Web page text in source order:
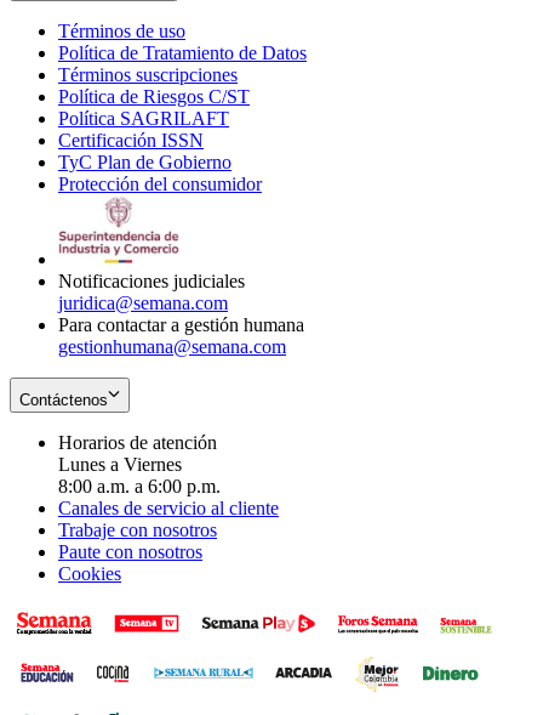
Términos de uso
in
new
window
Política de Tratamiento de Datos
Términos suscripciones
in
Política de Riesgos C/ST
Política SAGRILAFT
new
window
Certificación ISSN
in
new
TyC Plan de Gobierno
in
Protección del consumidorOpens
Notificaciones judiciales
juridica@semana.com
Para contactar a gestión humana
gestionhumana@semana.com
Contáctenos
Horarios de atención
Lunes a Viernes
8:00 a.m. a 6:00 p.m.
Canales de servicio al cliente
Trabaje con nosotros
Paute con nosotros
Cookies